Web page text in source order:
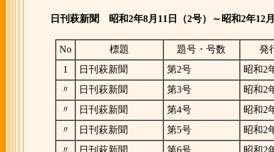
日刊萩新聞 昭和2年8月11日（2号）～昭和2年12
No 標題 題号・号数
発
1
日刊萩新聞 第2号
昭和2
〃
日刊萩新聞 第3号
昭和2
〃
日刊萩新聞 第4号
昭和2
〃
日刊萩新聞 第5号
昭和2
〃
日刊萩新聞 第6号
昭和2